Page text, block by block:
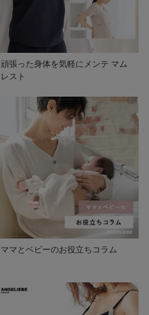
頑張った身体を気軽にメンテ マム
レスト
ママとベビーのお役立ちコラム